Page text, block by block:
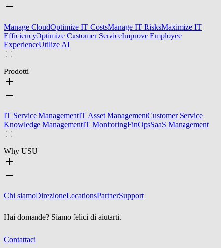
Manage CloudOptimize IT CostsManage IT RisksMaximize IT
EfficiencyOptimize Customer ServiceImprove Employee
ExperienceUtilize AI
Prodotti
IT Service ManagementIT Asset ManagementCustomer Service
Knowledge ManagementIT MonitoringFinOpsSaaS Management
Why USU
Chi siamoDirezioneLocationsPartnerSupport
Hai domande? Siamo felici di aiutarti.
Contattaci